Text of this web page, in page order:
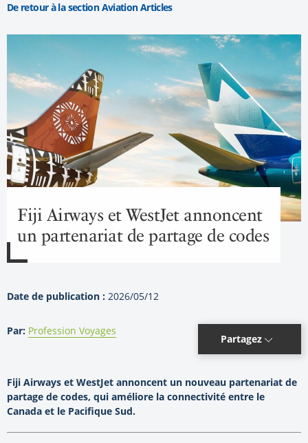
De retour à la section Aviation Articles
Fiji Airways et WestJet annoncent
un partenariat de partage de codes
Date de publication : 2026/05/12
Par: Profession Voyages
Partagez
Fiji Airways et WestJet annoncent un nouveau partenariat de
partage de codes, qui améliore la connectivité entre le
Canada et le Pacifique Sud.